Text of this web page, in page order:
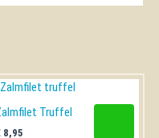
Truffel
8,95